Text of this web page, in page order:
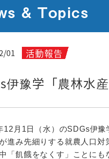
& Topics
01 活動報告
伊豫学「農林水
12月1日（水）のSDGs伊
進み先細りする就農人口
「飢餓をなくす」ことに